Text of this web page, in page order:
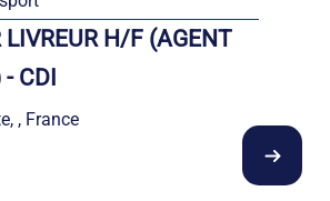
LIVREUR H/F (AGENT
- CDI
, France